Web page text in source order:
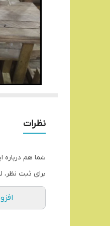
نظرات
شما هم
برای ثبت نظر،